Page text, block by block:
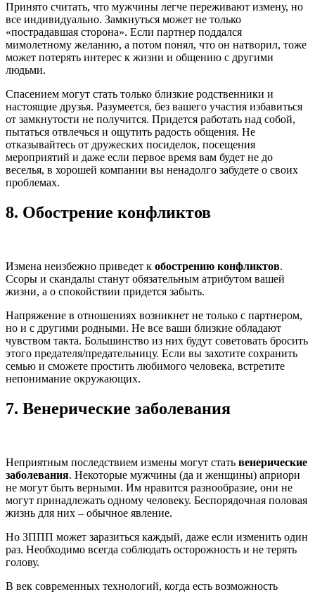
Принято считать, что мужчины легче переживают измену, но
все индивидуально. Замкнуться может не только
«пострадавшая сторона». Если партнер поддался
мимолетному желанию, а потом понял, что он натворил, тоже
может потерять интерес к жизни и общению с другими
людьми.
Спасением могут стать только близкие родственники и
настоящие друзья. Разумеется, без вашего участия избавиться
от замкнутости не получится. Придется работать над собой,
пытаться отвлечься и ощутить радость общения. Не
отказывайтесь от дружеских посиделок, посещения
мероприятий и даже если первое время вам будет не до
веселья, в хорошей компании вы ненадолго забудете о своих
проблемах.
8. Обострение конфликтов
Измена неизбежно приведет к обострению конфликтов.
Ссоры и скандалы станут обязательным атрибутом вашей
жизни, а о спокойствии придется забыть.
Напряжение в отношениях возникнет не только с партнером,
но и с другими родными. Не все ваши близкие обладают
чувством такта. Большинство из них будут советовать бросить
этого предателя/предательницу. Если вы захотите сохранить
семью и сможете простить любимого человека, встретите
непонимание окружающих.
7. Венерические заболевания
Неприятным последствием измены могут стать венерические
заболевания. Некоторые мужчины (да и женщины) априори
не могут быть верными. Им нравится разнообразие, они не
могут принадлежать одному человеку. Беспорядочная половая
жизнь для них – обычное явление.
Но ЗППП может заразиться каждый, даже если изменить один
раз. Необходимо всегда соблюдать осторожность и не терять
голову.
В век современных технологий, когда есть возможность